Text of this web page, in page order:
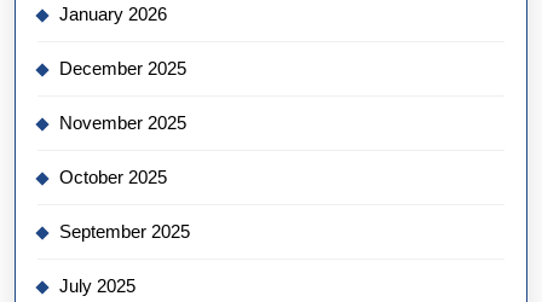
January 2026
December 2025
November 2025
October 2025
September 2025
July 2025